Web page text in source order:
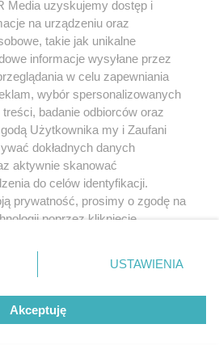
na parapecie.
wleci do twojego
borówek, a za
obfite
Media uzyskujemy dostęp i
na urządzeniu oraz
takie jak unikalne
informacje wysyłane przez
w celu zapewniania
wybór spersonalizowanych
badanie odbiorców oraz
Użytkownika my i Zaufani
dokładnych danych
aktywnie skanować
do celów identyfikacji.
prywatność, prosimy o zgodę na
poprzez kliknięcie
przycisk ustawień prywatności
dolnym rogu strony
nie wymagają zgody
prawo sprzeciwić się takiemu
będą miały zastosowanie tylko
USTAWIENIA
Akceptuję